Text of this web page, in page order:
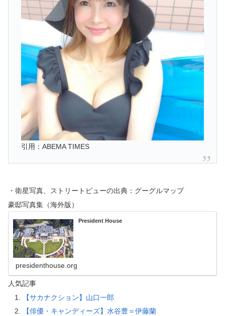
引用：ABEMA TIMES
・衛星写真、ストリートビューの出典：グーグルマップ
豪邸写真集（海外版）
President House
presidenthouse.org
人気記事
【サカナクション】山口一郎
【俳優・キャンディーズ】水谷豊＝伊藤蘭